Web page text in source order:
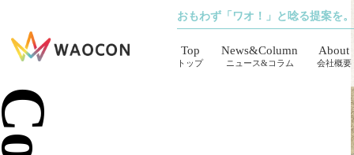
おもわず「ワオ！」と唸る提案を。
Top
トップ
News&Column
ニュース&コラム
About
会社概要